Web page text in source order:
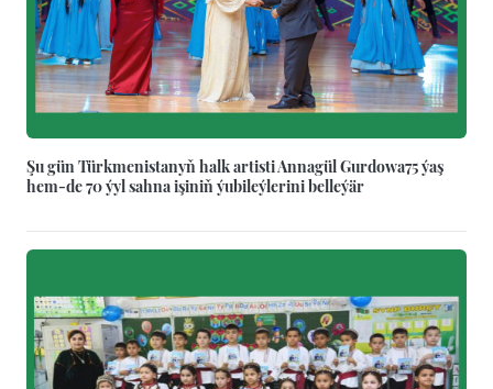
Şu gün Türkmenistanyň halk artisti Annagül Gurdowa75 ýaş
hem-de 70 ýyl sahna işiniň ýubileýlerini belleýär